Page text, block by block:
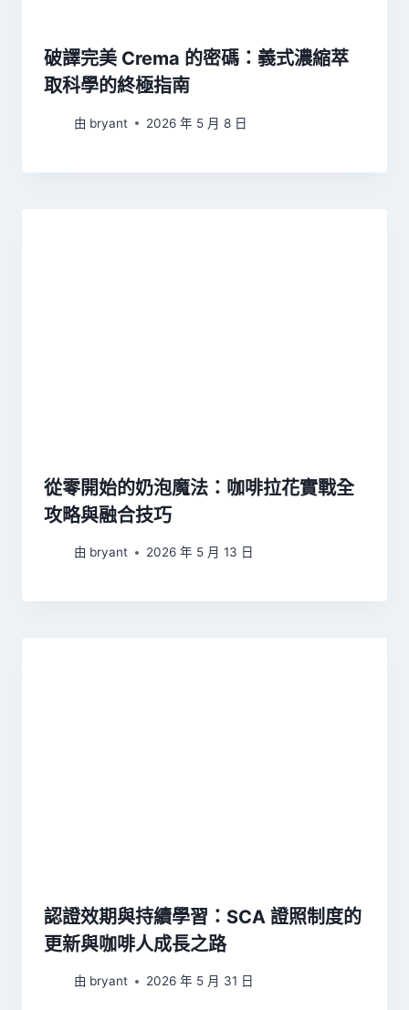
破譯完美 Crema 的密碼：義式濃縮萃
取科學的終極指南
由 bryant 2026 年 5 月 8 日
從零開始的奶泡魔法：咖啡拉花實戰全
攻略與融合技巧
由 bryant 2026 年 5 月 13 日
認證效期與持續學習：SCA 證照制度的
更新與咖啡人成長之路
由 bryant 2026 年 5 月 31 日